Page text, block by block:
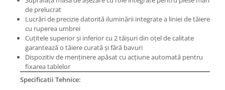
Mandrine independente
Mandrină cu 3 fălci din fontă
Mandrină cu 3 fălci din otel
Mandrină cu 4 fălci din fontă
Mandrină cu 4 fălci din otel
Seturi de unelte pentru strungarie
Standuri pentru strunguri
de prelucrat
Lucrări de precizie datorită iluminării integrate a liniei de tăiere
cu ruperea umbrei
Cuţitele superior şi inferior cu 2 tăişuri din oţel de calitate
garantează o tăiere curată şi fără bavuri
Dispozitiv de menţinere apăsat cu acţiune automată pentru
fixarea tablelor
Specificatii Tehnice: